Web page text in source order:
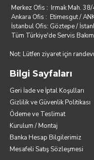
Merkez Ofis : Irmak Mah.
Ankara Ofis : Etimesgut /
İstanbul Ofis: Göztepe /
Tüm Türkiye'de Servis
Not: Lütfen ziyaret için
Bilgi Sayfaları
Geri İade ve İptal Koşulları
Gizlilik ve Güvenlik Politikası
Ödeme ve Teslimat
Kurulum / Montaj
Banka Hesap Bilgilerimiz
Mesafeli Satış Sözleşmesi